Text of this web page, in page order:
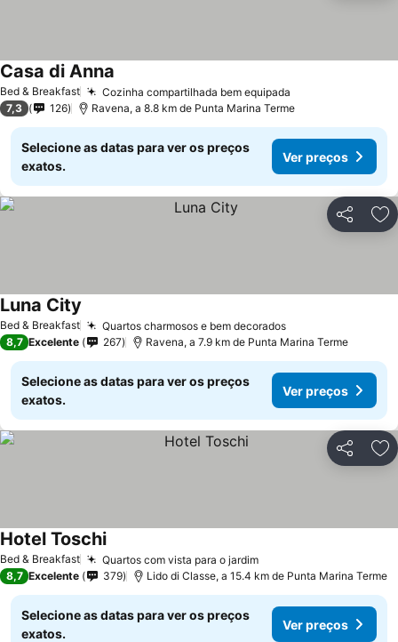
Bed & Breakfast Cozinha compartilhada bem equipada
Casa di Anna
7,3 126 Ravena, a 8.8 km de Punta Marina Terme
Selecione as datas para ver os preços
exatos.
Ver preços
Partilhar
Bed & Breakfast Quartos charmosos e bem decorados
Luna City
8,7 Excelente 267 Ravena, a 7.9 km de Punta Marina Terme
Selecione as datas para ver os preços
exatos.
Ver preços
Partilhar
Bed & Breakfast Quartos com vista para o jardim
Hotel Toschi
8,7 Excelente 379 Lido di Classe, a 15.4 km de Punta Marina Terme
Selecione as datas para ver os preços
exatos.
Ver preços